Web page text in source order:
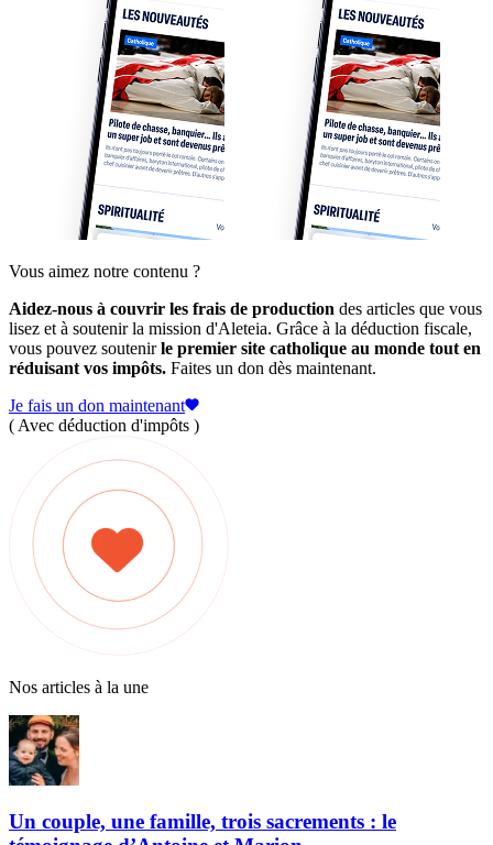
Vous aimez notre contenu ?
Aidez-nous à couvrir les frais de production des articles que vous
lisez et à soutenir la mission d'Aleteia. Grâce à la déduction fiscale,
vous pouvez soutenirle premier site catholique au monde tout en
réduisant vos impôts. Faites un don dès maintenant.
Je fais un don maintenant
( Avec déduction d'impôts )
Nos articles à la une
Un couple, une famille, trois sacrements : le